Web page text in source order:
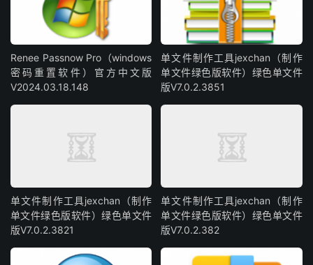
Renee Passnow Pro（windows
密码重置软件）官方中文版
V2024.03.18.148
单文件制作工具jexchan（制作
单文件绿色版软件）绿色单文件
版V7.0.2.3851
单文件制作工具jexchan（制作
单文件绿色版软件）绿色单文件
版V7.0.2.3821
单文件制作工具jexchan（制作
单文件绿色版软件）绿色单文件
版V7.0.2.382